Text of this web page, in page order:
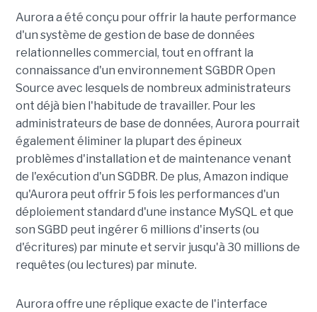
Aurora a été conçu pour offrir la haute performance
d'un système de gestion de base de données
relationnelles commercial, tout en offrant la
connaissance d'un environnement SGBDR Open
Source avec lesquels de nombreux administrateurs
ont déjà bien l'habitude de travailler. Pour les
administrateurs de base de données, Aurora pourrait
également éliminer la plupart des épineux
problèmes d'installation et de maintenance venant
de l'exécution d'un SGDBR. De plus, Amazon indique
qu'Aurora peut offrir 5 fois les performances d'un
déploiement standard d'une instance MySQL et que
son SGBD peut ingérer 6 millions d'inserts (ou
d'écritures) par minute et servir jusqu'à 30 millions de
requêtes (ou lectures) par minute.
Aurora offre une réplique exacte de l'interface